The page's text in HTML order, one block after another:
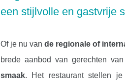
een stijlvolle en gastvrije
Of je nu van de regionale of
brede aanbod van gerechten
smaak. Het restaurant stellen